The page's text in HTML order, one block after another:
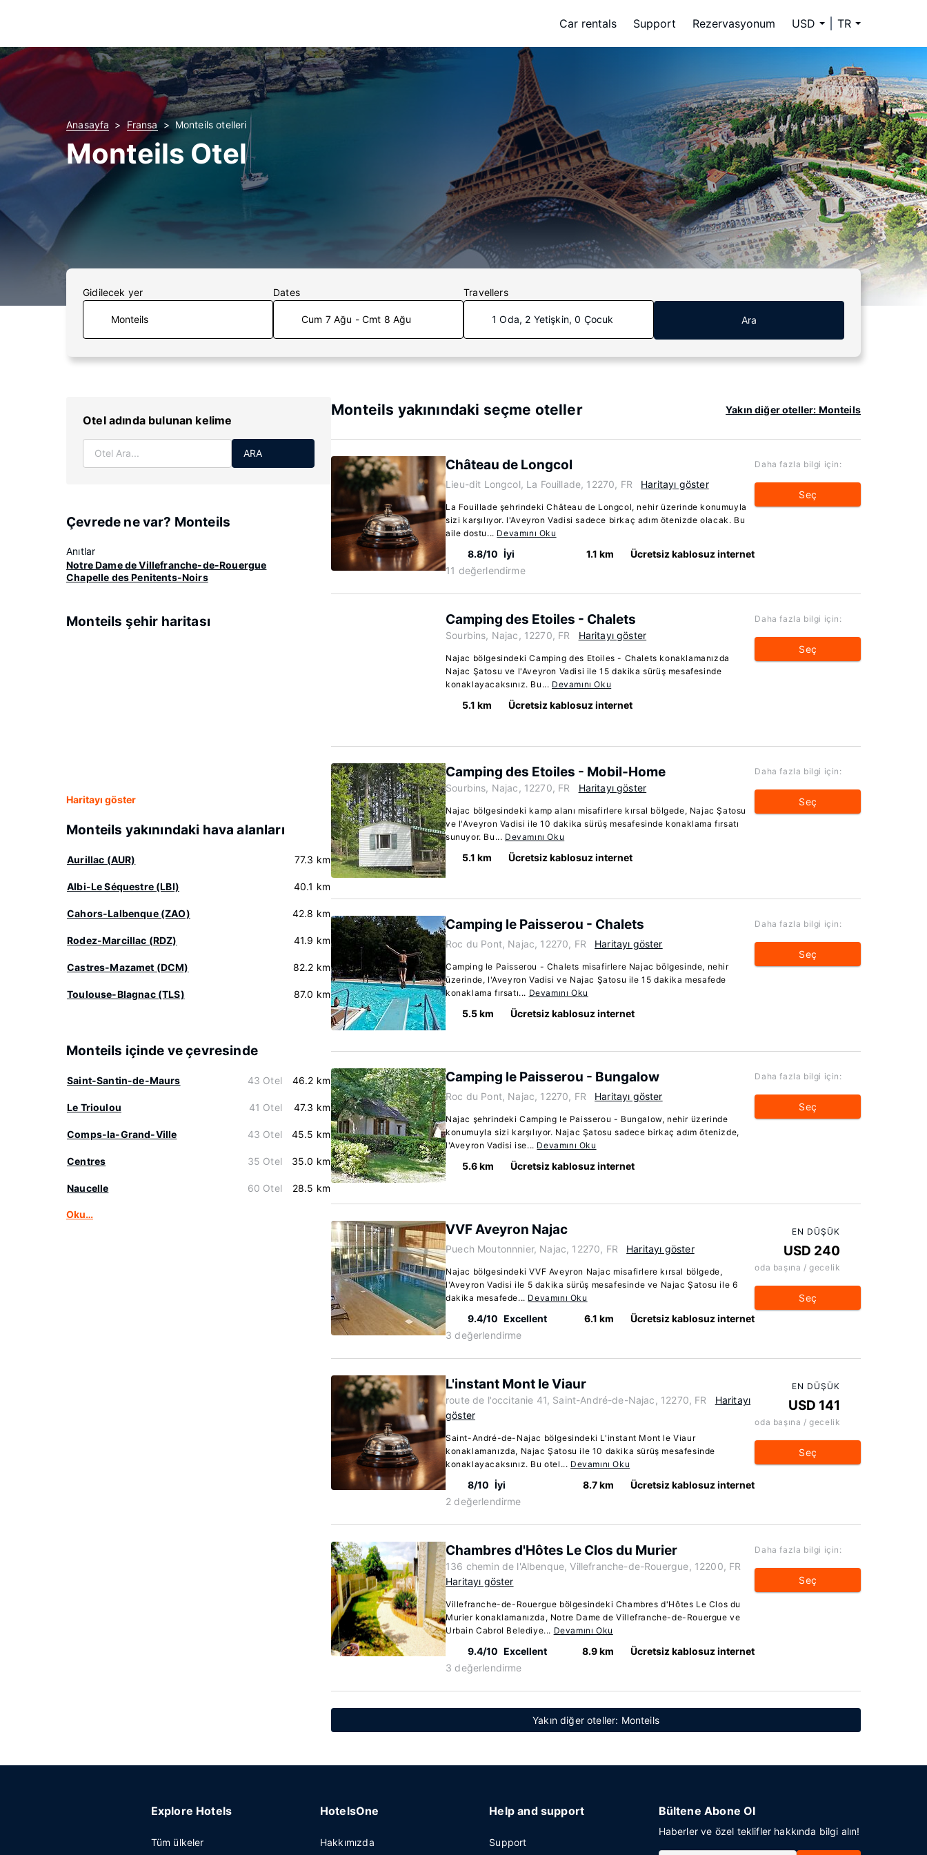
Car rentals Support Rezervasyonum USD TR
Anasayfa Fransa Monteils otelleri
Monteils Otel
Gidilecek yer Dates
Cum 7 Ağu - Cmt 8 Ağu
Travellers
1 Oda, 2 Yetişkin, 0 Çocuk Ara
Otel adında bulunan kelime
ARA
Çevrede ne var? Monteils
Anıtlar
Notre Dame de Villefranche-de-Rouergue
Chapelle des Penitents-Noirs
Monteils şehir haritası
Haritayı göster
Monteils yakınındaki hava alanları
Aurillac (AUR) 77.3 km
Albi-Le Séquestre (LBI) 40.1 km
Cahors-Lalbenque (ZAO) 42.8 km
Rodez-Marcillac (RDZ) 41.9 km
Castres-Mazamet (DCM) 82.2 km
Toulouse-Blagnac (TLS) 87.0 km
Monteils içinde ve çevresinde
Saint-Santin-de-Maurs 43 Otel 46.2 km
Le Trioulou 41 Otel 47.3 km
Comps-la-Grand-Ville 43 Otel 45.5 km
Centres 35 Otel 35.0 km
Naucelle 60 Otel 28.5 km
Oku…
Monteils yakınındaki seçme oteller Yakın diğer oteller: Monteils
Château de Longcol
Lieu-dit Longcol, La Fouillade, 12270, FR Haritayı göster
La Fouillade şehrindeki Château de Longcol, nehir üzerinde konumuyla
sizi karşılıyor. l'Aveyron Vadisi sadece birkaç adım ötenizde olacak. Bu
aile dostu... Devamını Oku
8.8/10 İyi
11 değerlendirme
1.1 km Ücretsiz kablosuz internet
Daha fazla bilgi için:
Seç
Camping des Etoiles - Chalets
Sourbins, Najac, 12270, FR Haritayı göster
Najac bölgesindeki Camping des Etoiles - Chalets konaklamanızda
Najac Şatosu ve l'Aveyron Vadisi ile 15 dakika sürüş mesafesinde
konaklayacaksınız. Bu... Devamını Oku
5.1 km Ücretsiz kablosuz internet
Daha fazla bilgi için:
Seç
Camping des Etoiles - Mobil-Home
Sourbins, Najac, 12270, FR Haritayı göster
Najac bölgesindeki kamp alanı misafirlere kırsal bölgede, Najac Şatosu
ve l'Aveyron Vadisi ile 10 dakika sürüş mesafesinde konaklama fırsatı
sunuyor. Bu... Devamını Oku
5.1 km Ücretsiz kablosuz internet
Daha fazla bilgi için:
Seç
Camping le Paisserou - Chalets
Roc du Pont, Najac, 12270, FR Haritayı göster
Camping le Paisserou - Chalets misafirlere Najac bölgesinde, nehir
üzerinde, l'Aveyron Vadisi ve Najac Şatosu ile 15 dakika mesafede
konaklama fırsatı... Devamını Oku
5.5 km Ücretsiz kablosuz internet
Daha fazla bilgi için:
Seç
Camping le Paisserou - Bungalow
Roc du Pont, Najac, 12270, FR Haritayı göster
Najac şehrindeki Camping le Paisserou - Bungalow, nehir üzerinde
konumuyla sizi karşılıyor. Najac Şatosu sadece birkaç adım ötenizde,
l'Aveyron Vadisi ise... Devamını Oku
5.6 km Ücretsiz kablosuz internet
Daha fazla bilgi için:
Seç
VVF Aveyron Najac
Puech Moutonnnier, Najac, 12270, FR Haritayı göster
Najac bölgesindeki VVF Aveyron Najac misafirlere kırsal bölgede,
l'Aveyron Vadisi ile 5 dakika sürüş mesafesinde ve Najac Şatosu ile 6
dakika mesafede... Devamını Oku
9.4/10 Excellent
3 değerlendirme
6.1 km Ücretsiz kablosuz internet
EN DÜŞÜK
USD 240
oda başına / gecelik
Seç
L'instant Mont le Viaur
route de l'occitanie 41, Saint-André-de-Najac, 12270, FR
Haritayı
göster
Saint-André-de-Najac bölgesindeki L'instant Mont le Viaur
konaklamanızda, Najac Şatosu ile 10 dakika sürüş mesafesinde
konaklayacaksınız. Bu otel... Devamını Oku
8/10 İyi
2 değerlendirme
8.7 km Ücretsiz kablosuz internet
EN DÜŞÜK
USD 141
oda başına / gecelik
Seç
Chambres d'Hôtes Le Clos du Murier
136 chemin de l'Albenque, Villefranche-de-Rouergue, 12200, FR
Haritayı göster
Villefranche-de-Rouergue bölgesindeki Chambres d'Hôtes Le Clos du
Murier konaklamanızda, Notre Dame de Villefranche-de-Rouergue ve
Urbain Cabrol Belediye... Devamını Oku
9.4/10 Excellent
3 değerlendirme
8.9 km Ücretsiz kablosuz internet
Daha fazla bilgi için:
Seç
Yakın diğer oteller: Monteils
Explore Hotels
Tüm ülkeler
HotelsOne
Hakkımızda
Help and support
Support
Bültene Abone Ol
Haberler ve özel teklifler hakkında bilgi alın!